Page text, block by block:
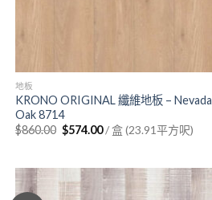
地板
KRONO ORIGINAL 纖維地板 – Nevada
Oak 8714
$860.00 Original
price
$574.00Current
price
/ 盒 (23.91平方呎)